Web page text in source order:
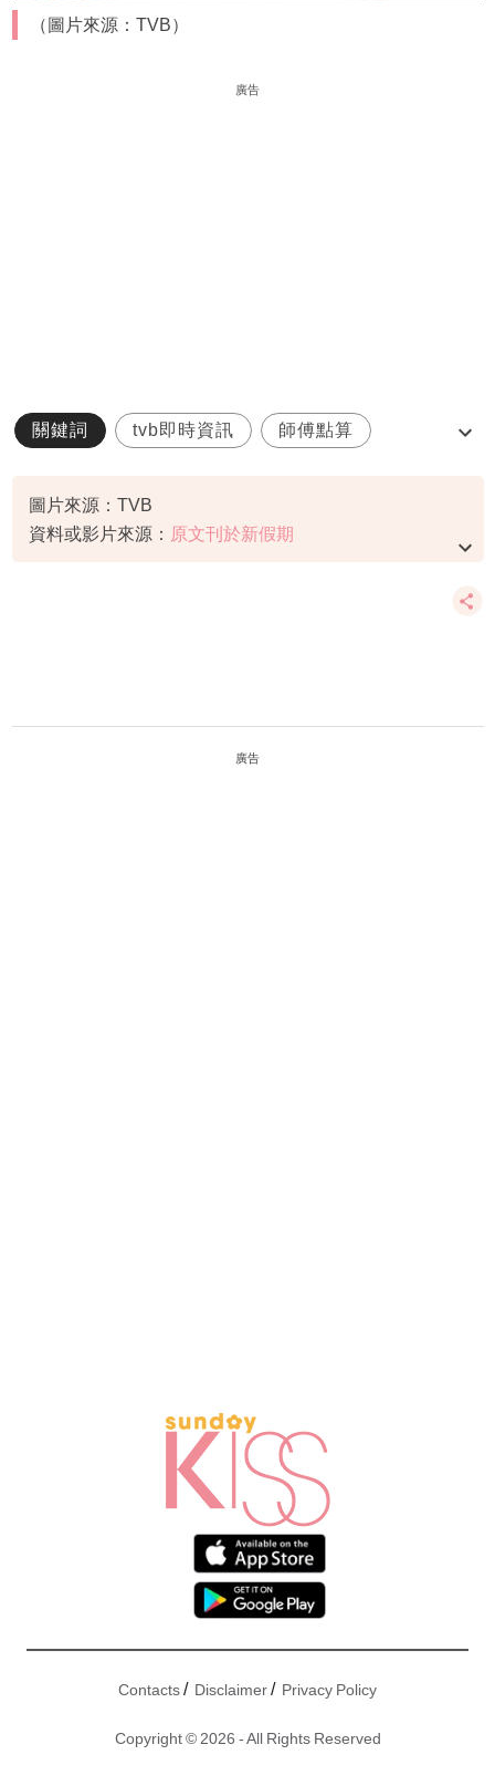
（圖片來源：TVB）
廣告
關鍵詞 tvb即時資訊 師傅點算
圖片來源：TVB
資料或影片來源： 原文刊於新假期
廣告
Contacts/ Disclaimer/ Privacy Policy
Copyright © 2026 - All Rights Reserved